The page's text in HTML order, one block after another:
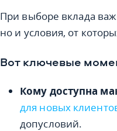
При выборе вклада
но и условия, от
Вот ключевые
Кому доступна
для новых
допусловий.